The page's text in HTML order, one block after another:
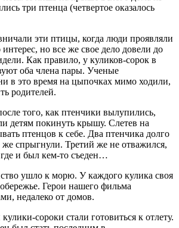
три птенца (четвертое оказалось
эти птицы, когда люди проявляли
но все же свое дело довели до
Как правило, у куликов-сорок в
оба члена пары. Ученые
в это время на цыпочках мимо ходили,
родителей.
того, как птенчики вылупились,
детям покинуть крышу. Слетев на
птенцов к себе. Два птенчика долго
же спрыгнули. Третий же не отважился,
и был кем-то съеден…
ушло к морю. У каждого кулика своя
Герои нашего фильма
недалеко от домов.
сороки стали готовиться к отлету.